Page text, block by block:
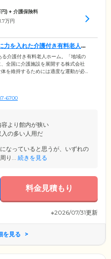
円) + 介護保険料
万円
力を入れた介護付き有料老人ホ
る介護付き有料老人ホーム。「地域の
全国に介護施設を展開する株式会社
を維持するためには適度な運動が必
嫌いな方も無理なく楽しんでいただ
しています。介護スタッフは24時
6700
より館内が狭い
の多い人用だ
なっていると思うが、いずれの
り... 続きを見る
料金見積もり
※2026/07/31更新
を見る